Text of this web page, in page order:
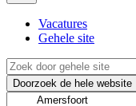
Vacatures
Gehele site